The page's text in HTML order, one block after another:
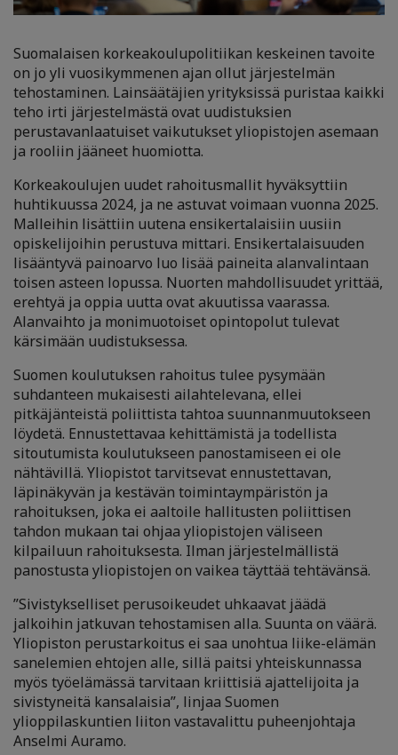
Suomalaisen korkeakoulupolitiikan keskeinen tavoite
on jo yli vuosikymmenen ajan ollut järjestelmän
tehostaminen. Lainsäätäjien yrityksissä puristaa kaikki
teho irti järjestelmästä ovat uudistuksien
perustavanlaatuiset vaikutukset yliopistojen asemaan
ja rooliin jääneet huomiotta.
Korkeakoulujen uudet rahoitusmallit hyväksyttiin
huhtikuussa 2024, ja ne astuvat voimaan vuonna 2025.
Malleihin lisättiin uutena ensikertalaisiin uusiin
opiskelijoihin perustuva mittari. Ensikertalaisuuden
lisääntyvä painoarvo luo lisää paineita alanvalintaan
toisen asteen lopussa. Nuorten mahdollisuudet yrittää,
erehtyä ja oppia uutta ovat akuutissa vaarassa.
Alanvaihto ja monimuotoiset opintopolut tulevat
kärsimään uudistuksessa.
Suomen koulutuksen rahoitus tulee pysymään
suhdanteen mukaisesti ailahtelevana, ellei
pitkäjänteistä poliittista tahtoa suunnanmuutokseen
löydetä. Ennustettavaa kehittämistä ja todellista
sitoutumista koulutukseen panostamiseen ei ole
nähtävillä. Yliopistot tarvitsevat ennustettavan,
läpinäkyvän ja kestävän toimintaympäristön ja
rahoituksen, joka ei aaltoile hallitusten poliittisen
tahdon mukaan tai ohjaa yliopistojen väliseen
kilpailuun rahoituksesta. Ilman järjestelmällistä
panostusta yliopistojen on vaikea täyttää tehtävänsä.
”Sivistykselliset perusoikeudet uhkaavat jäädä
jalkoihin jatkuvan tehostamisen alla. Suunta on väärä.
Yliopiston perustarkoitus ei saa unohtua liike-elämän
sanelemien ehtojen alle, sillä paitsi yhteiskunnassa
myös työelämässä tarvitaan kriittisiä ajattelijoita ja
sivistyneitä kansalaisia”, linjaa Suomen
ylioppilaskuntien liiton vastavalittu puheenjohtaja
Anselmi Auramo.